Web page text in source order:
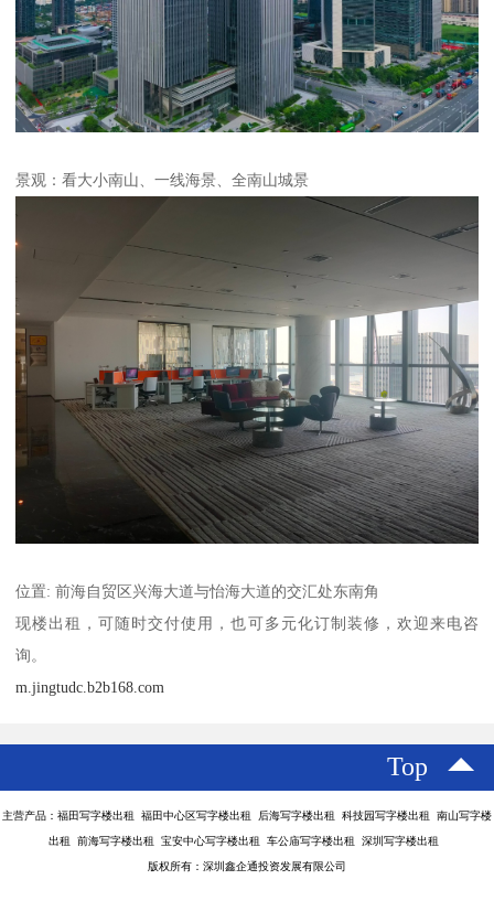
景观：看大小南山、一线海景、全南山城景
位置: 前海自贸区兴海大道与怡海大道的交汇处东南角
现楼出租，可随时交付使用，也可多元化订制装修，欢迎来电咨
询。
m.jingtudc.b2b168.com
Top
主营产品：福田写字楼出租 福田中心区写字楼出租 后海写字楼出租 科技园写字楼出租 南山写字楼
出租 前海写字楼出租 宝安中心写字楼出租 车公庙写字楼出租 深圳写字楼出租
版权所有：深圳鑫企通投资发展有限公司